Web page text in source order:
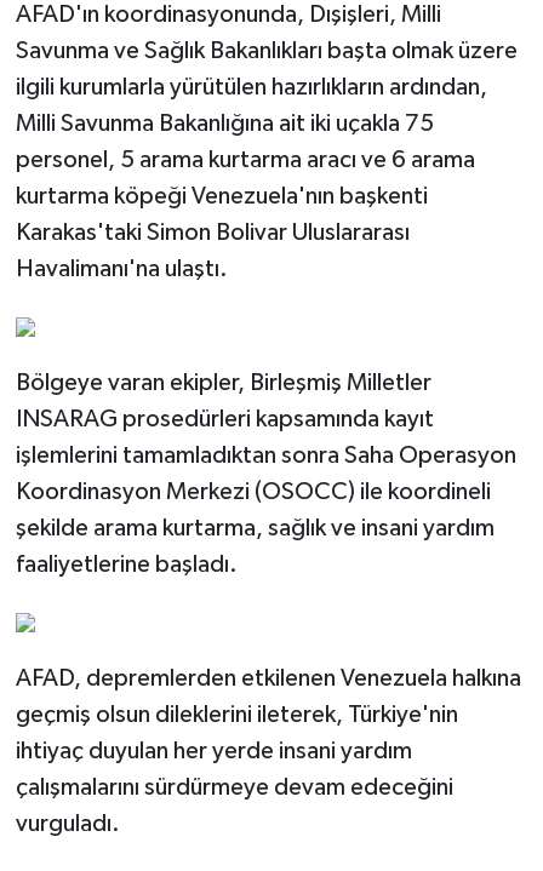
AFAD'ın koordinasyonunda, Dışişleri, Milli
Savunma ve Sağlık Bakanlıkları başta olmak üzere
ilgili kurumlarla yürütülen hazırlıkların ardından,
Milli Savunma Bakanlığına ait iki uçakla 75
personel, 5 arama kurtarma aracı ve 6 arama
kurtarma köpeği Venezuela'nın başkenti
Karakas'taki Simon Bolivar Uluslararası
Havalimanı'na ulaştı.
Bölgeye varan ekipler, Birleşmiş Milletler
INSARAG prosedürleri kapsamında kayıt
işlemlerini tamamladıktan sonra Saha Operasyon
Koordinasyon Merkezi (OSOCC) ile koordineli
şekilde arama kurtarma, sağlık ve insani yardım
faaliyetlerine başladı.
AFAD, depremlerden etkilenen Venezuela halkına
geçmiş olsun dileklerini ileterek, Türkiye'nin
ihtiyaç duyulan her yerde insani yardım
çalışmalarını sürdürmeye devam edeceğini
vurguladı.